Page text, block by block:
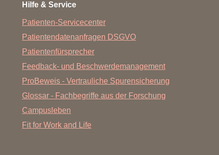
Hilfe & Service
Patienten-Servicecenter
Patientendatenanfragen DSGVO
Patientenfürsprecher
Feedback- und Beschwerdemanagement
ProBeweis - Vertrauliche Spurensicherung
Glossar - Fachbegriffe aus der Forschung
Campusleben
Fit for Work and Life